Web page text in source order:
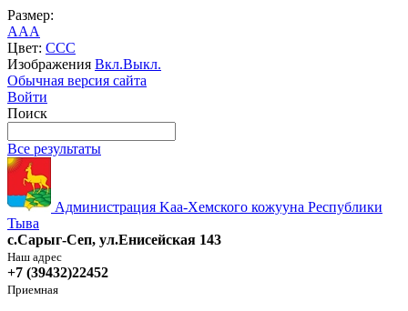
Размер:
AAA
Цвет: CCC
Изображения Вкл.Выкл.
Обычная версия сайта
Войти
Поиск
Все результаты
Администрация Kaa-Хемского кожууна Республики
Тыва
с.Сарыг-Сеп, ул.Енисейская 143
Наш адрес
+7 (39432)22452
Приемная